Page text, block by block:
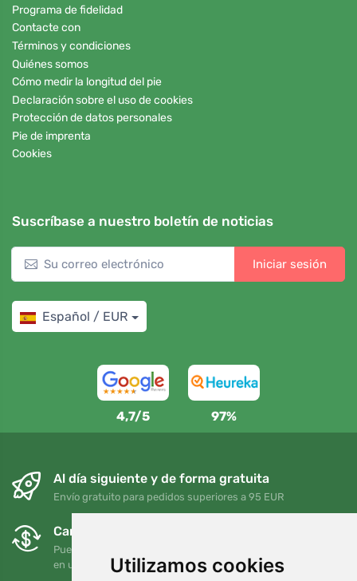
Utilizamos cookies
Programa de fidelidad
Contacte con
Términos y condiciones
Quiénes somos
Cómo medir la longitud del pie
Declaración sobre el uso de cookies
Protección de datos personales
Pie de imprenta
Cookies
Suscríbase a nuestro boletín de noticias
Iniciar sesión
Español / EUR
4,7/5 97%
Al día siguiente y de forma gratuita
Envío gratuito para pedidos superiores a 95 EUR
Cambios y devoluciones gratuitos
Puede devolver o cambiar su pedido en cualquier momento
en un plazo de 90 días